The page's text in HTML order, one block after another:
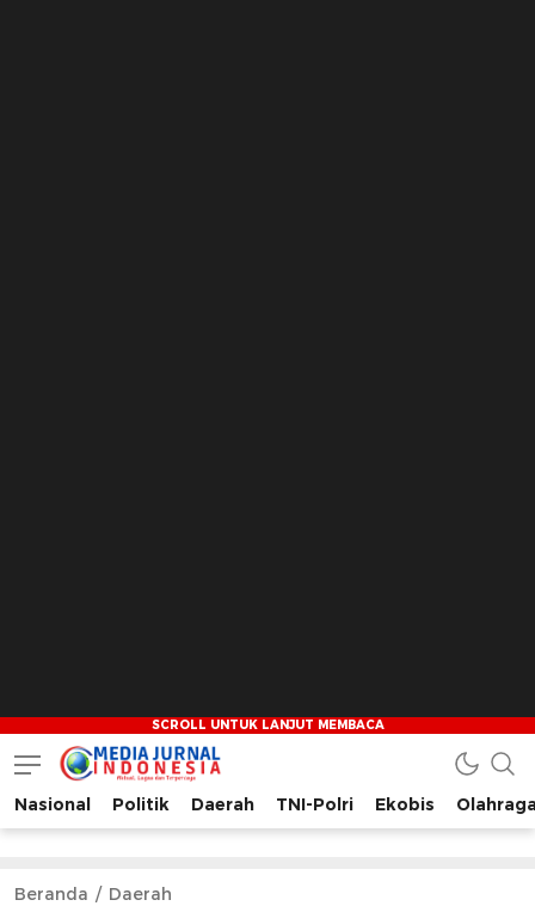
Media Jurnal Indonesia
Bersama Membangun Indonesia
Nasional Politik Daerah TNI-Polri Ekobis
Beranda Daerah